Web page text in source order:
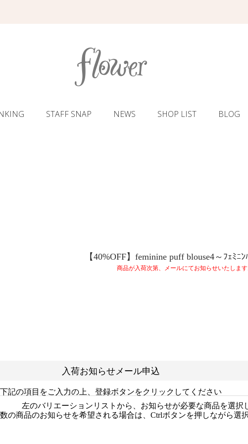
STAFF SNAP NEWS SHOP LIST BLOG
【40%OFF】feminine puff blouse4～ﾌｪﾐﾆﾝ
商品が入荷次第、メールにてお知らせいたします
入荷お知らせメール申込
下記の項目をご入力の上、登録ボタンをクリックしてください
左のバリエーションリストから、お知らせが必要な商品を選択
の商品のお知らせを希望される場合は、Ctrlボタンを押しながら選